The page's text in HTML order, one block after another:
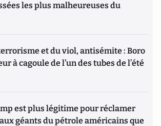
les plus malheureuses du
et du viol, antisémite : Boro
à cagoule de l’un des tubes de l’été
est plus légitime pour réclamer
géants du pétrole américains que